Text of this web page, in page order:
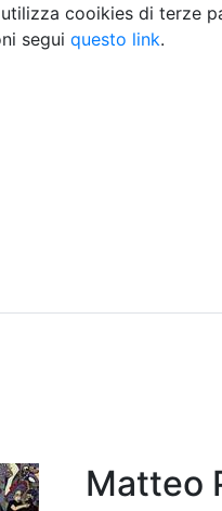
cooikies di terze
segui questo link.
Matteo